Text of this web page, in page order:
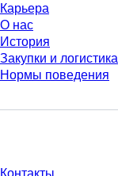
Карьера
О нас
История
Закупки и логистика
Нормы поведения
Контакты